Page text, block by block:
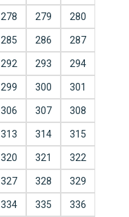
278 279 280
285 286 287
292 293 294
299 300 301
306 307 308
313 314 315
320 321 322
327 328 329
334 335 336